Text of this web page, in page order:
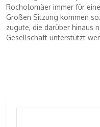
Rocholomäer immer für
Großen Sitzung kommen
zugute, die darüber hinaus
Gesellschaft unterstützt